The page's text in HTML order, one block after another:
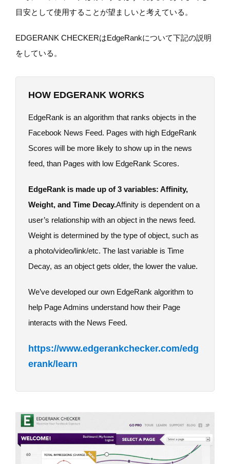
目安として使用することが望ましいと考えている。
EDGERANK CHECKERはEdgeRankについて下記の説明
をしている。
HOW EDGERANK WORKS
EdgeRank is an algorithm that ranks objects in the
Facebook News Feed. Pages with high EdgeRank
Scores will be more likely to show up in the news
feed, than Pages with low EdgeRank Scores.
EdgeRank is made up of 3 variables: Affinity,
Weight, and Time Decay.Affinity is dependent on a
user’s relationship with an object in the news feed.
Weight is determined by the type of object, such as
a photo/video/link/etc. The last variable is Time
Decay, as an object gets older, the lower the value.
We’ve developed our own EdgeRank algorithm to
help Page Admins understand how their Page
interacts with the News Feed.
https://www.edgerankchecker.com/edg
erank/learn